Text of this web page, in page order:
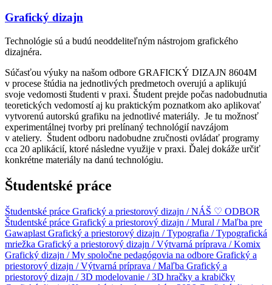
Grafický dizajn
Technológie sú a budú neoddeliteľným nástrojom grafického
dizajnéra.
Súčasťou výuky na našom odbore GRAFICKÝ DIZAJN 8604M
v procese štúdia na jednotlivých predmetoch overujú a aplikujú
svoje vedomosti študenti v praxi. Študent prejde počas nadobudnutia
teoretických vedomostí aj ku praktickým poznatkom ako aplikovať
vytvorenú autorskú grafiku na jednotlivé materiály. Je tu možnosť
experimentálnej tvorby pri prelínaný technológií navzájom
v ateliery. Študent odboru nadobudne zručnosti ovládať programy
cca 20 aplikácií, ktoré následne využije v praxi. Ďalej dokáže určiť
konkrétne materiály na danú technológiu.
Študentské práce
Študentské práce Grafický a priestorový dizajn / NÁŠ ♡ ODBOR
Študentské práce Grafický a priestorový dizajn / Mural / Maľba pre
GawaplastGrafický a priestorový dizajn / Typografia / Typografická
mriežka Grafický a priestorový dizajn / Výtvarná príprava / Komix
Grafický dizajn / My spoločne pedagógovia na odbore Grafický a
priestorový dizajn / Výtvarná príprava / Maľba Grafický a
priestorový dizajn / 3D modelovanie / 3D hračky a krabičky